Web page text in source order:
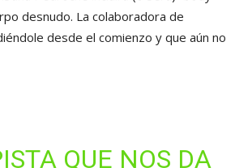
desnudo. La colaboradora de
desde el comienzo y que aún no
QUE NOS DA